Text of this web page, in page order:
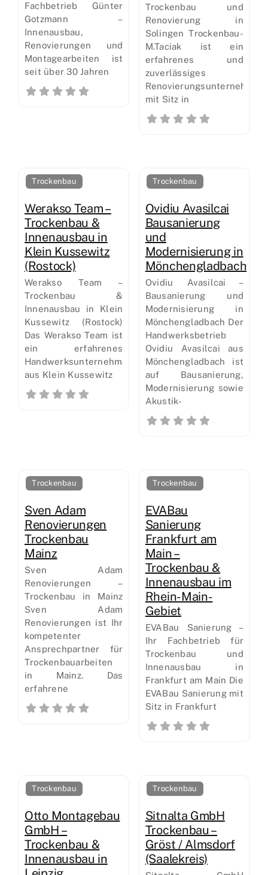
Fachbetrieb Günter
Gotzmann –
Innenausbau,
Renovierungen und
Montagearbeiten ist
seit über 30 Jahren
Trockenbau und
Renovierung in
Solingen Trockenbau-
M.Taciak ist ein
erfahrenes und
zuverlässiges
Renovierungsunternehmen
mit Sitz in
Trockenbau
Werakso Team –
Trockenbau &
Innenausbau in
Klein Kussewitz
(Rostock)
Werakso Team –
Trockenbau &
Innenausbau in Klein
Kussewitz (Rostock)
Das Werakso Team ist
ein erfahrenes
Handwerksunternehmen
aus Klein Kussewitz
Trockenbau
Ovidiu Avasilcai
Bausanierung
und
Modernisierung in
Mönchengladbach
Ovidiu Avasilcai –
Bausanierung und
Modernisierung in
Mönchengladbach Der
Handwerksbetrieb
Ovidiu Avasilcai aus
Mönchengladbach ist
auf Bausanierung,
Modernisierung sowie
Akustik-
Trockenbau
Sven Adam
Renovierungen
Trockenbau
Mainz
Sven Adam
Renovierungen –
Trockenbau in Mainz
Sven Adam
Renovierungen ist Ihr
kompetenter
Ansprechpartner für
Trockenbauarbeiten
in Mainz. Das
erfahrene
Trockenbau
EVABau
Sanierung
Frankfurt am
Main –
Trockenbau &
Innenausbau im
Rhein-Main-
Gebiet
EVABau Sanierung –
Ihr Fachbetrieb für
Trockenbau und
Innenausbau in
Frankfurt am Main Die
EVABau Sanierung mit
Sitz in Frankfurt
Trockenbau
Otto Montagebau
GmbH –
Trockenbau &
Innenausbau in
Trockenbau
Sitnalta GmbH
Trockenbau –
Gröst / Almsdorf
(Saalekreis)